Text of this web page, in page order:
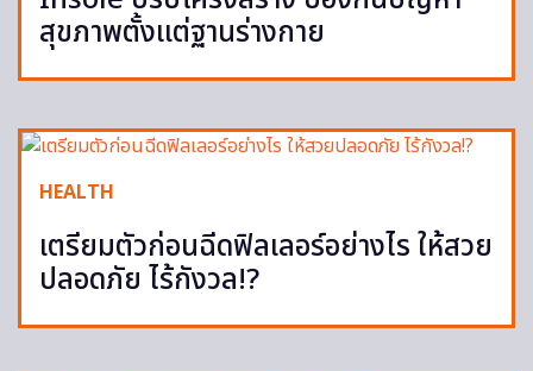
สุขภาพตั้งแต่ฐานร่างกาย
HEALTH
เตรียมตัวก่อนฉีดฟิลเลอร์อย่างไร ให้สวย
ปลอดภัย ไร้กังวล!?